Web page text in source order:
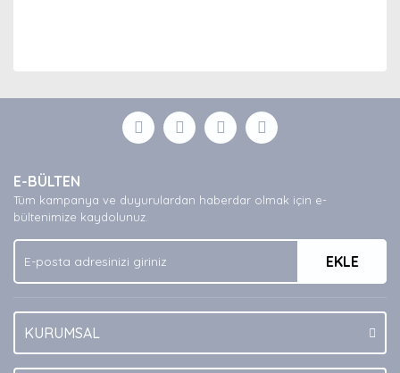
Yorum Yaz
formunu kullanarak tarafımıza iletebilirsiniz.
Görüş ve önerileriniz için teşekkür ederiz.
Ürün açıklamasında eksik bilgiler bulunuyor.
Ürün bilgilerinde hatalar bulunuyor.
Ürün fiyatı diğer sitelerden daha pahalı.
Bu ürüne benzer farklı alternatifler olmalı.
E-BÜLTEN
Tüm kampanya ve duyurulardan haberdar olmak için e-
bültenimize kaydolunuz.
EKLE
KURUMSAL